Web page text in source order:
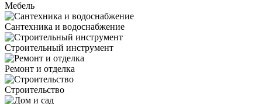
Мебель
Сантехника и водоснабжение
Строительный инструмент
Ремонт и отделка
Строительство